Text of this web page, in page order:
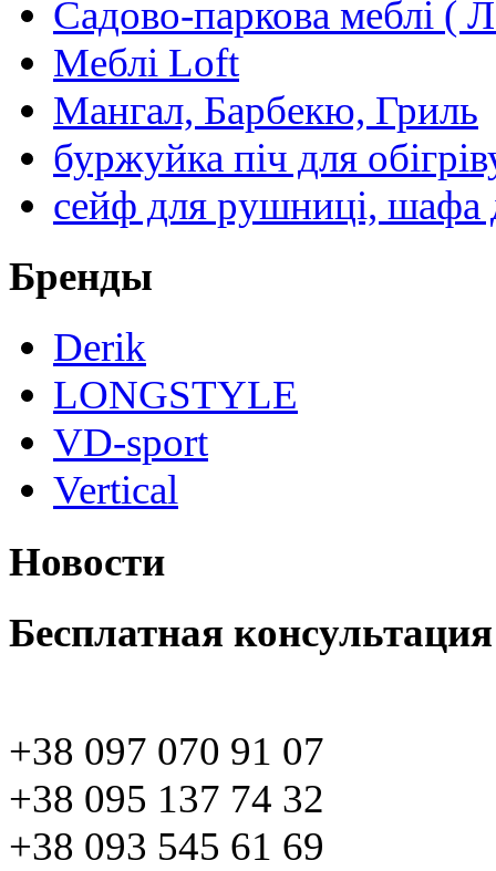
Садово-паркова меблі (
Меблі Loft
Мангал, Барбекю, Гриль
буржуйка піч для
сейф для рушниці, шафа
Бренды
Derik
LONGSTYLE
VD-sport
Vertical
Новости
Бесплатная консультация
+38 097 070 91 07
+38 095 137 74 32
+38 093 545 61 69